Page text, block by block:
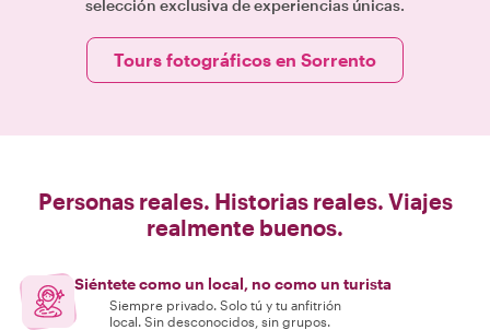
selección exclusiva de experiencias únicas.
Tours fotográficos en Sorrento
Personas reales. Historias reales. Viajes
realmente buenos.
Siéntete como un local, no como un turista
Siempre privado. Solo tú y tu anfitrión
local. Sin desconocidos, sin grupos.